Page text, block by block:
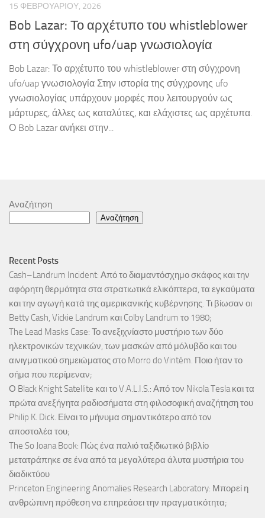
15 ΦΕΒΡΟΥΑΡΊΟΥ, 2026
Bob Lazar: Το αρχέτυπο του whistleblower
στη σύγχρονη ufo/uap γνωσιολογία
Bob Lazar: Το αρχέτυπο του whistleblower στη σύγχρονη
ufo/uap γνωσιολογία Στην ιστορία της σύγχρονης ufo
γνωσιολογίας υπάρχουν μορφές που λειτουργούν ως
μάρτυρες, άλλες ως καταλύτες, και ελάχιστες ως αρχέτυπα.
Ο Bob Lazar ανήκει στην...
Αναζήτηση
Αναζήτηση
Recent Posts
Cash–Landrum Incident: Από το διαμαντόσχημο σκάφος και την
αφόρητη θερμότητα στα στρατιωτικά ελικόπτερα, τα εγκαύματα
και την αγωγή κατά της αμερικανικής κυβέρνησης. Τι βίωσαν οι
Betty Cash, Vickie Landrum και Colby Landrum το 1980;
The Lead Masks Case: Το ανεξιχνίαστο μυστήριο των δύο
ηλεκτρονικών τεχνικών, των μασκών από μόλυβδο και του
αινιγματικού σημειώματος στο Morro do Vintém. Ποιο ήταν το
σήμα που περίμεναν;
Ο Black Knight Satellite και το V.A.L.I.S.: Από τον Nikola Tesla και τα
πρώτα ανεξήγητα ραδιοσήματα στη φιλοσοφική αναζήτηση του
Philip K. Dick. Είναι το μήνυμα σημαντικότερο από τον
αποστολέα του;
The So Joana Book: Πώς ένα παλιό ταξιδιωτικό βιβλίο
μετατράπηκε σε ένα από τα μεγαλύτερα άλυτα μυστήρια του
διαδικτύου
Princeton Engineering Anomalies Research Laboratory: Μπορεί η
ανθρώπινη πρόθεση να επηρεάσει την πραγματικότητα;